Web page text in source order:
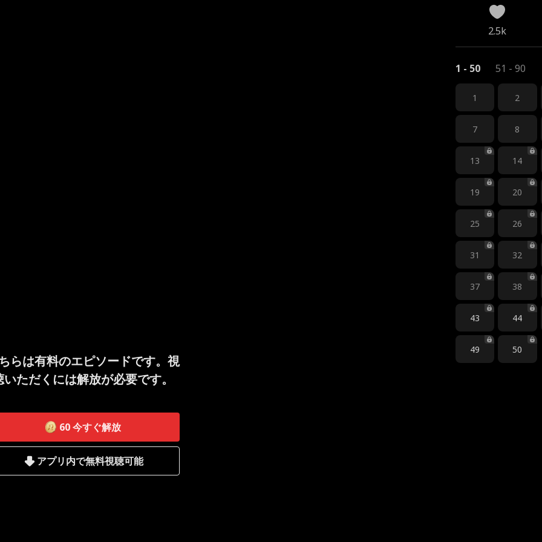
らは有料のエピソードです。視
いただくには解放が必要です。
60 今すぐ解放
アプリ内で無料視聴可能
2.5k
1 - 50 51 - 90
1 2
7 8
13 14
19 20
25 26
31 32
37 38
43 44
49 50